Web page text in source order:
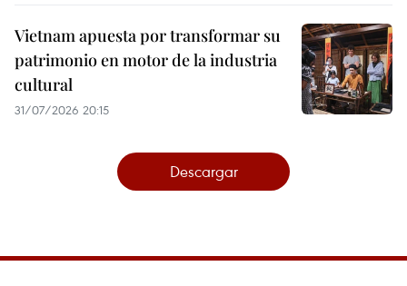
Vietnam apuesta por transformar su
patrimonio en motor de la industria
cultural
31/07/2026 20:15
Descargar